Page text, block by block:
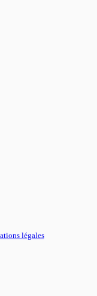
légales